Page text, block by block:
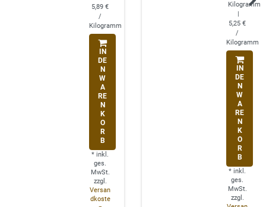
5,89 €
/
Kilogramm
IN
DE
N
W
A
RE
N
K
O
R
B
* inkl.
ges.
MwSt.
zzgl.
Versan
dkoste
Kilogramm
5,25 €
/
Kilogramm
IN
DE
N
W
A
RE
N
K
O
R
B
* inkl.
ges.
MwSt.
zzgl.